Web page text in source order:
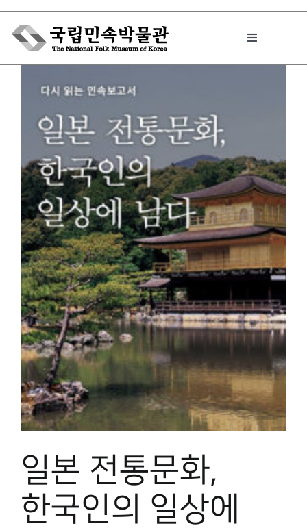
Skip
content
Toggle
박물관에서는
민속이야기
민속 인사이드
원문보기 PDF
박물관 홈페이지
일본 전통문화,
한국인의 일상에